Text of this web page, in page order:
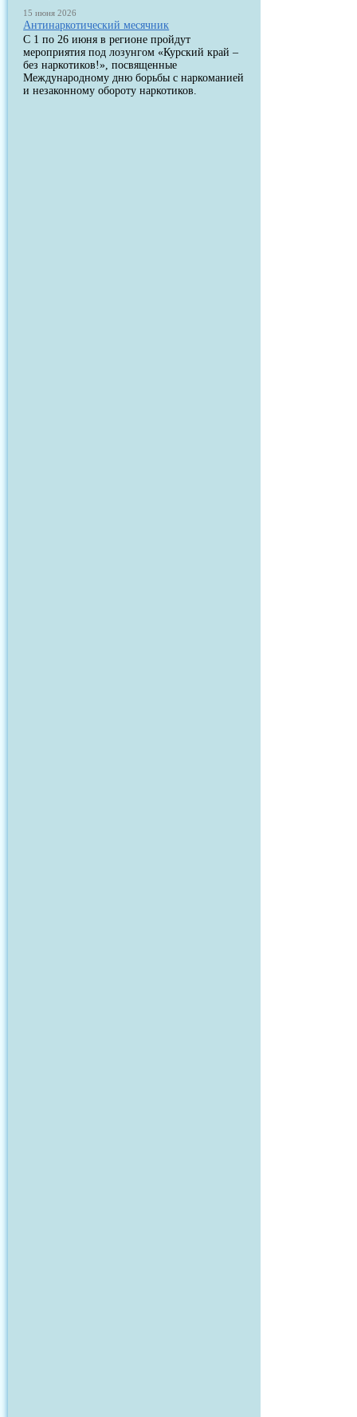
15 июня 2026
Антинаркотический месячник
С 1 по 26 июня в регионе пройдут
мероприятия под лозунгом «Курский край –
без наркотиков!», посвященные
Международному дню борьбы с наркоманией
и незаконному обороту наркотиков.